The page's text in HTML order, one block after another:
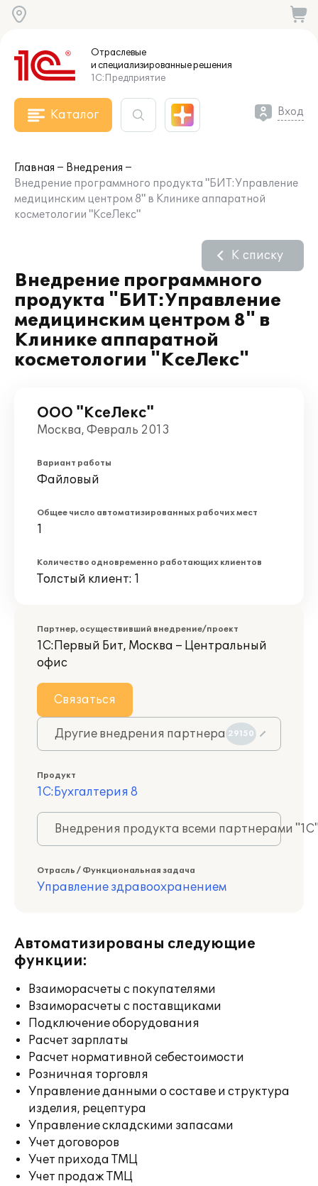
Отраслевые
и специализированныерешения
1С:Предприятие
Каталог Вход
Главная
Внедрения
Внедрение программного продукта "БИТ:Управление
медицинским центром 8" в Клинике аппаратной
косметологии "КсеЛекс"
Внедрение программного
продукта "БИТ:Управление
медицинским центром 8" в
Клинике аппаратной
косметологии "КсеЛекс"
К списку
ООО "КсеЛекс"
Москва, Февраль 2013
Вариант работы
Файловый
Общее число автоматизированных рабочих мест
1
Количество одновременно работающих клиентов
Толстый клиент: 1
Партнер, осуществивший внедрение/проект
1С:Первый Бит, Москва – Центральный
офис
Связаться
Другие внедрения партнера 29150
Продукт
1С:Бухгалтерия 8
Внедрения продукта всеми партнерами
Отрасль / Функциональная задача
Управление здравоохранением
Автоматизированы следующие
функции:
Взаиморасчеты с покупателями
Взаиморасчеты с поставщиками
Подключение оборудования
Расчет зарплаты
Расчет нормативной себестоимости
Розничная торговля
Управление данными о составе и структура
изделия, рецептура
Управление складскими запасами
Учет договоров
Учет прихода ТМЦ
Учет продаж ТМЦ